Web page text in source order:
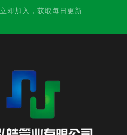
立即加入，获取每日更新